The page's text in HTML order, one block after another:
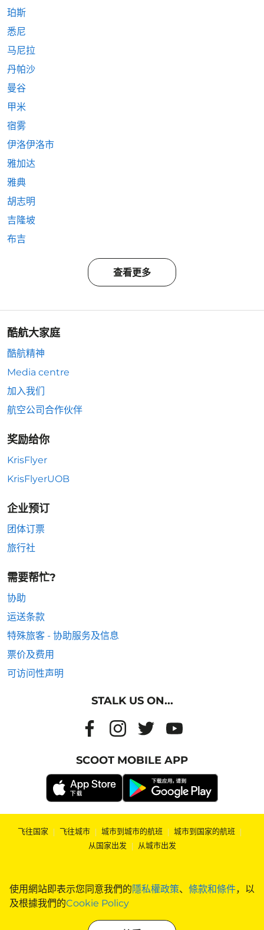
使用網站即表示您同意我們的隱私權政策、 條款和條件，以
及根據我們的Cookie Policy
珀斯
悉尼
马尼拉
丹帕沙
曼谷
甲米
宿雾
伊洛伊洛市
雅加达
雅典
胡志明
吉隆坡
布吉
查看更多
酷航大家庭
酷航精神
Media centre
加入我们
航空公司合作伙伴
奖励给你
KrisFlyer
KrisFlyerUOB
企业预订
团体订票
旅行社
需要帮忙?
协助
运送条款
特殊旅客 - 协助服务及信息
票价及费用
可访问性声明
STALK US ON...
SCOOT MOBILE APP
飞往国家 | 飞往城市 | 城市到城市的航班 | 城市到国家的航班 |
从国家出发 | 从城市出发